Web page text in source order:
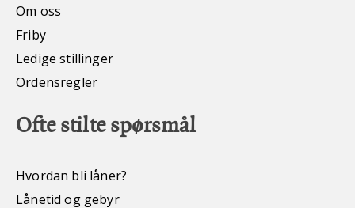
Om oss
Friby
Ledige stillinger
Ordensregler
Ofte stilte spørsmål
Hvordan bli låner?
Lånetid og gebyr